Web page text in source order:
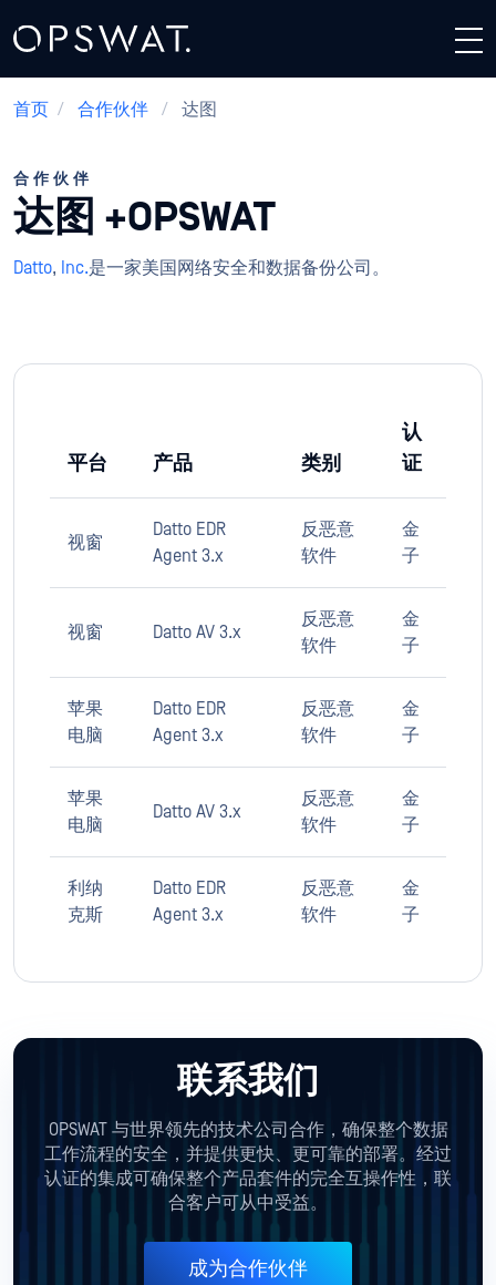
首页 / 合作伙伴 / 达图
合作伙伴
达图 +OPSWAT
Datto, Inc.是一家美国网络安全和数据备份公司。
平台 产品 类别
认
证
视窗
Datto EDR
Agent 3.x
反恶意
软件
金
子
视窗 Datto AV 3.x
反恶意
软件
金
子
苹果
电脑
Datto EDR
Agent 3.x
反恶意
软件
金
子
苹果
电脑
Datto AV 3.x
反恶意
软件
金
子
利纳
克斯
Datto EDR
Agent 3.x
反恶意
软件
金
子
联系我们
OPSWAT 与世界领先的技术公司合作，确保整个数据
工作流程的安全，并提供更快、更可靠的部署。经过
认证的集成可确保整个产品套件的完全互操作性，联
合客户可从中受益。
成为合作伙伴